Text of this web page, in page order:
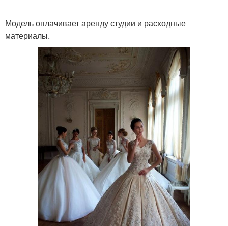
Модель оплачивает аренду студии и расходные
материалы.